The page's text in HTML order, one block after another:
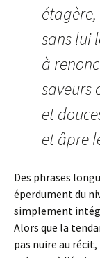
sans lui
à
saveurs
et
et âpre
Des phrases
éperdument du
simplement
Alors que la
pas nuire au